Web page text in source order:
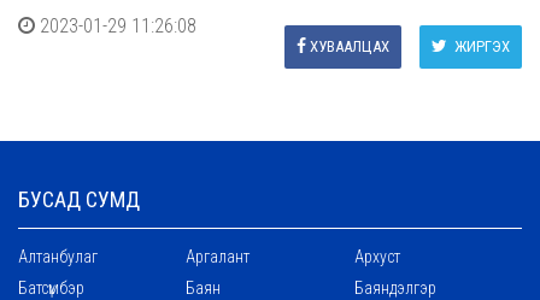
2023-01-29 11:26:08
ЖИРГЭХ
ХУВААЛЦАХ
БУСАД СУМД
Алтанбулаг Аргалант
Архуст
Батсүмбэр
Баян
Баяндэлгэр